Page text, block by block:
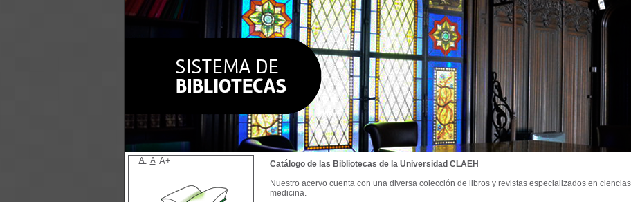
Catálogo de las Bibliotecas de la Universidad CLAEH
Nuestro acervo cuenta con una diversa colección de libros y revistas especializados en
medicina.
A- A A+